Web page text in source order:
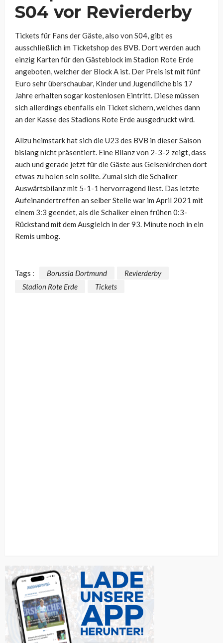
S04 vor Revierderby
Tickets für Fans der Gäste, also von S04, gibt es
ausschließlich im Ticketshop des BVB. Dort werden auch
einzig Karten für den Gästeblock im Stadion Rote Erde
angeboten, welcher der Block A ist. Der Preis ist mit fünf
Euro sehr überschaubar, Kinder und Jugendliche bis 17
Jahre erhalten sogar kostenlosen Eintritt. Diese müssen
sich allerdings ebenfalls ein Ticket sichern, welches dann
an der Kasse des Stadions Rote Erde ausgedruckt wird.
Allzu heimstark hat sich die U23 des BVB in dieser Saison
bislang nicht präsentiert. Eine Bilanz von 2-3-2 zeigt, dass
auch und gerade jetzt für die Gäste aus Gelsenkirchen dort
etwas zu holen sein sollte. Zumal sich die Schalker
Auswärtsbilanz mit 5-1-1 hervorragend liest. Das letzte
Aufeinandertreffen an selber Stelle war im April 2021 mit
einem 3:3 geendet, als die Schalker einen frühen 0:3-
Rückstand mit dem Ausgleich in der 93. Minute noch in ein
Remis umbog.
Tags : Borussia Dortmund
Revierderby
Stadion Rote Erde
Tickets